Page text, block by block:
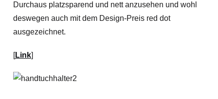
Durchaus platzsparend und nett anzusehen und wohl
deswegen auch mit dem Design-Preis red dot
ausgezeichnet.
[Link]